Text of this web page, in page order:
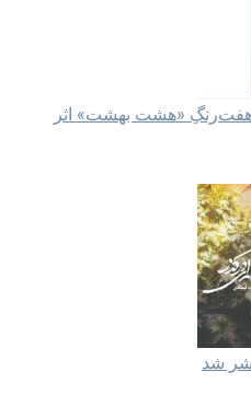
زیر گنبد هفت‌رنگِ «هشت بهشت» اثر
شد